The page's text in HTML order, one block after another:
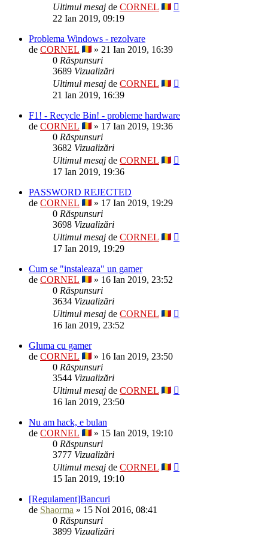
Ultimul mesaj de CORNEL
22 Ian 2019, 09:19
Problema Windows - rezolvare
de CORNEL
» 21 Ian 2019, 16:39
0 Răspunsuri
3689 Vizualizări
Ultimul mesaj de CORNEL
21 Ian 2019, 16:39
F1! - Recycle Bin! - probleme hardware
de CORNEL
» 17 Ian 2019, 19:36
0 Răspunsuri
3682 Vizualizări
Ultimul mesaj de CORNEL
17 Ian 2019, 19:36
PASSWORD REJECTED
de CORNEL
» 17 Ian 2019, 19:29
0 Răspunsuri
3698 Vizualizări
Ultimul mesaj de CORNEL
17 Ian 2019, 19:29
Cum se "instaleaza" un gamer
de CORNEL
» 16 Ian 2019, 23:52
0 Răspunsuri
3634 Vizualizări
Ultimul mesaj de CORNEL
16 Ian 2019, 23:52
Gluma cu gamer
de CORNEL
» 16 Ian 2019, 23:50
0 Răspunsuri
3544 Vizualizări
Ultimul mesaj de CORNEL
16 Ian 2019, 23:50
Nu am hack, e bulan
de CORNEL
» 15 Ian 2019, 19:10
0 Răspunsuri
3777 Vizualizări
Ultimul mesaj de CORNEL
15 Ian 2019, 19:10
[Regulament]Bancuri
de Shaorma » 15 Noi 2016, 08:41
0 Răspunsuri
3899 Vizualizări